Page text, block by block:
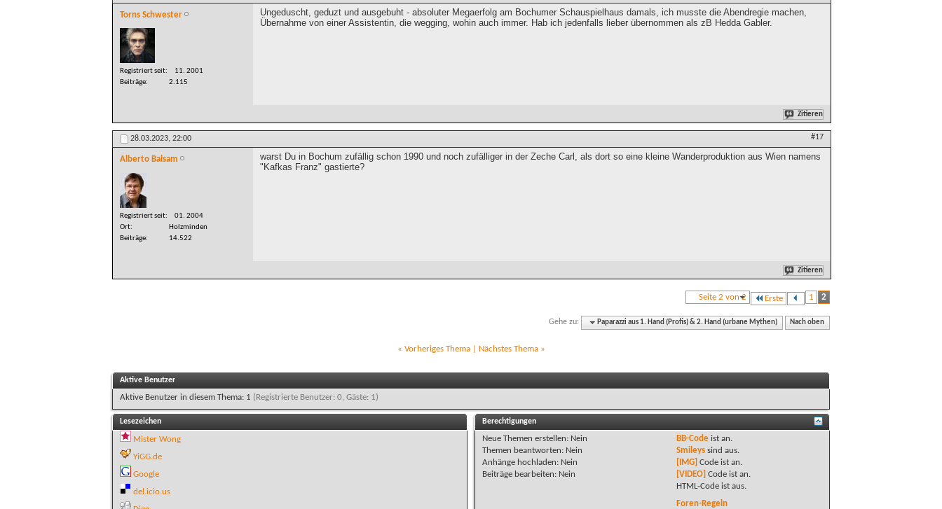
Torns Schwester
Registriert seit
11. 2001
Beiträge
2.115
Ungeduscht, geduzt und ausgebuht - absoluter Megaerfolg am Bochumer Schauspielhaus damals, ich musste die Abendregie machen,
Übernahme von einer Assistentin, die wegging, wohin auch immer. Hab ich jedenfalls lieber übernommen als zB Hedda Gabler.
Zitieren
28.03.2023, 22:00 #17
Alberto Balsam
Registriert seit
01. 2004
Ort
Holzminden
Beiträge
14.522
warst Du in Bochum zufällig schon 1990 und noch zufälliger in der Zeche Carl, als dort so eine kleine Wanderproduktion aus Wien namens
"Kafkas Franz" gastierte?
Zitieren
Seite 2 von 2 Erste 1 2
Gehe zu: Paparazzi aus 1. Hand (Profis) & 2. Hand (urbane Mythen) Nach oben
« Vorheriges Thema| Nächstes Thema »
Aktive Benutzer
Aktive Benutzer in diesem Thema: 1 (Registrierte Benutzer: 0, Gäste: 1)
Lesezeichen
Mister Wong
YiGG.de
Google
del.icio.us
Berechtigungen
Neue Themen erstellen: Nein
Themen beantworten: Nein
Anhänge hochladen: Nein
Beiträge bearbeiten: Nein
BB-Codeist an.
Smileyssind aus.
[IMG] Code ist an.
[VIDEO] Code ist an.
HTML-Code ist aus.
Foren-Regeln